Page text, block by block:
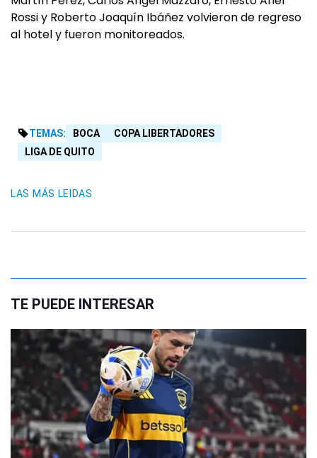
Rossi y Roberto Joaquín Ibáñez volvieron de regreso
al hotel y fueron monitoreados.
TEMAS: BOCA
COPA LIBERTADORES
LIGA DE QUITO
LAS MÁS LEIDAS
TE PUEDE INTERESAR